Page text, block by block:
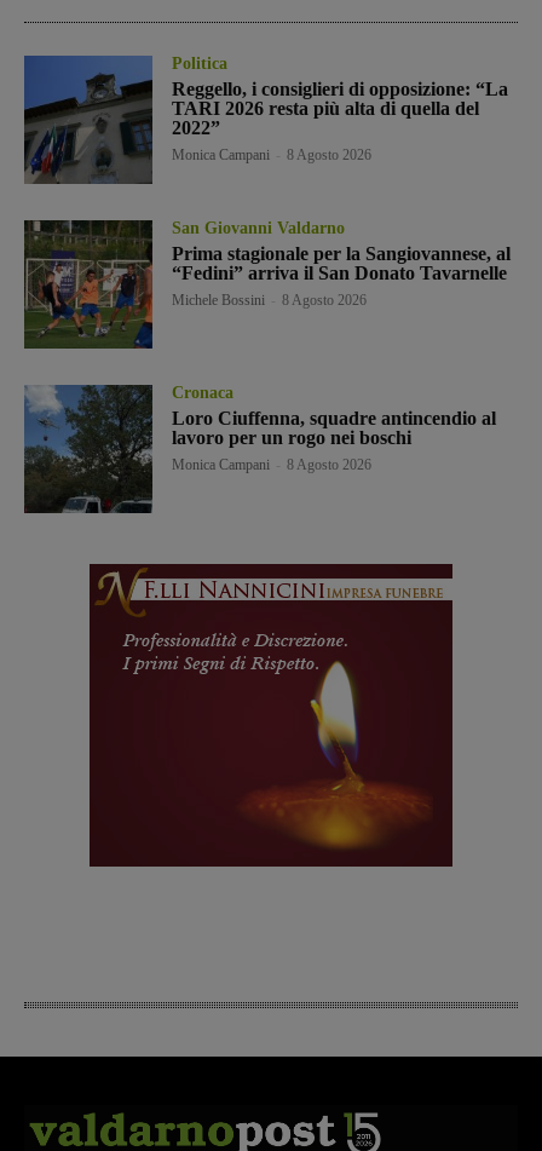
Politica
Reggello, i consiglieri di opposizione: “La
TARI 2026 resta più alta di quella del
2022”
Monica Campani 8 Agosto 2026
San Giovanni Valdarno
Prima stagionale per la Sangiovannese, al
“Fedini” arriva il San Donato Tavarnelle
Michele Bossini 8 Agosto 2026
Cronaca
Loro Ciuffenna, squadre antincendio al
lavoro per un rogo nei boschi
Monica Campani 8 Agosto 2026